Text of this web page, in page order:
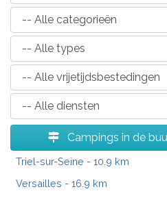
Campings in de
Triel-sur-Seine - 10.9 km
Versailles - 16.9 km